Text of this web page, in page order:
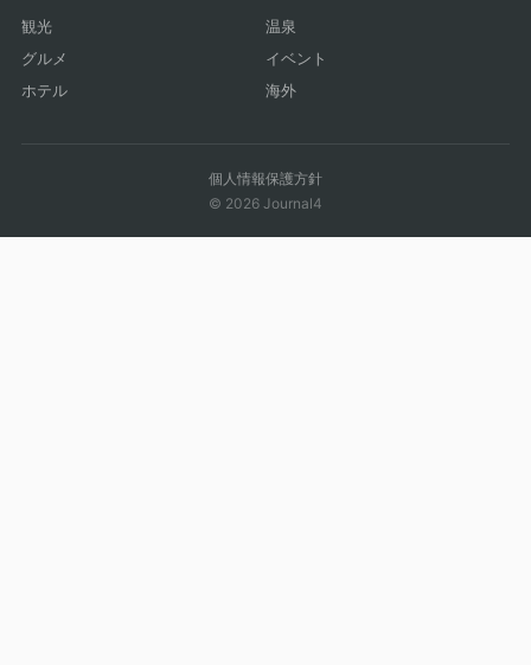
観光
温泉
グルメ
イベント
ホテル
海外
個人情報保護方針
© 2026 Journal4